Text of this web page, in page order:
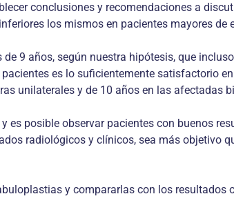
conclusiones y recomendaciones a
los mismos en pacientes mayores de
9 años, según nuestra hipótesis, que
es lo suficientemente satisfactorio
unilaterales y de 10 años en las afectadas
posible observar pacientes con buenos
radiológicos y clínicos, sea más objetivo
y compararlas con los resultados